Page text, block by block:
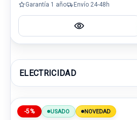
Garantía 1 año Envío 24-48h
ELECTRICIDAD
-5% USADO NOVEDAD